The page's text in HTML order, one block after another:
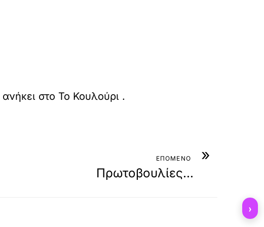
ανήκει στο Το Κουλούρι .
»
ΕΠΟΜΕΝΟ
Πρωτοβουλίες…
›